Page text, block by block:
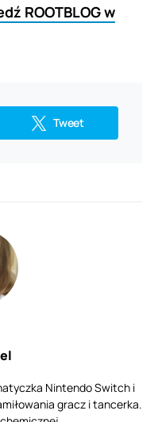
ROOTBLOG w
Tweet
Nintendo Switch i
gracz i tancerka.